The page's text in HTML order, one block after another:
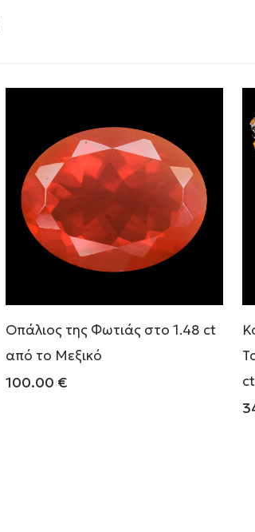
Οπάλιος της Φωτιάς στο 1.48 ct
από το Μεξικό
100.00 €